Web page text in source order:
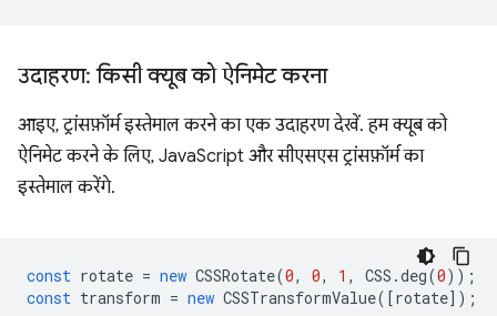
उदाहरण: किसी क्यूब को ऐनिमेट करना
आइए, ट्रांसफ़ॉर्म इस्तेमाल करने का एक उदाहरण देखें. हम क्यूब को
ऐनिमेट करने के लिए, JavaScript और सीएसएस ट्रांसफ़ॉर्म का
इस्तेमाल करेंगे.
const rotate = new CSSRotate(0, 0, 1 , CSS .deg(0));
const transform = new CSSTransformValue([rotate]);